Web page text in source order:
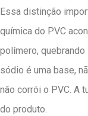
Essa distinção
química do PVC
polímero,
sódio é uma base,
não corrói o PVC. A
do produto.